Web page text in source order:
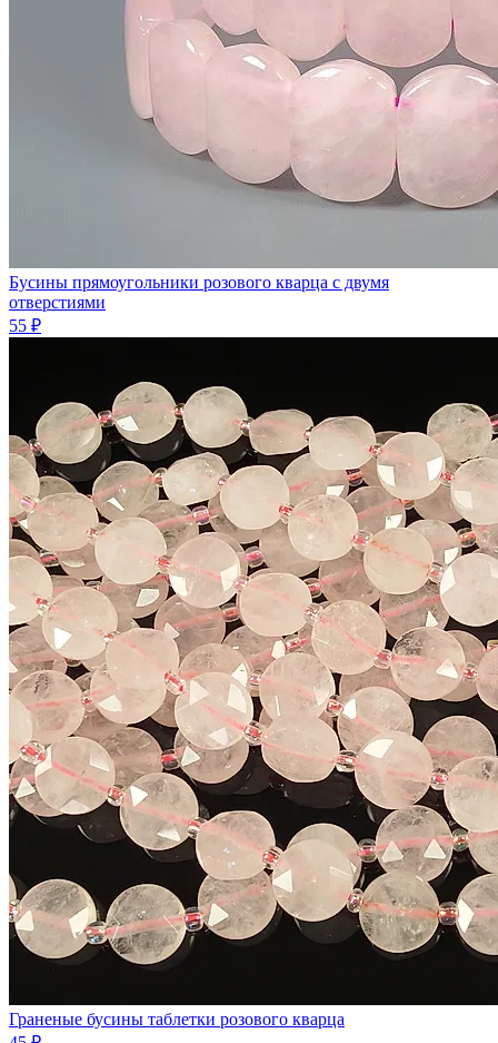
Бусины прямоугольники розового кварца с двумя
отверстиями
55 ₽
Граненые бусины таблетки розового кварца